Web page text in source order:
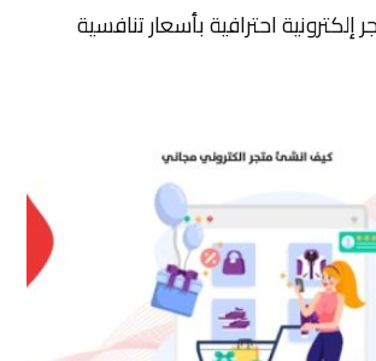
إلكترونية احترافية بأسعار تنافسية